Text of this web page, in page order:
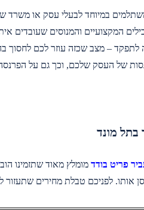
במיוחד לבעלי עסק או
המקצועיים והמנוסים שעובדים
– מצב שכזה עוזר לכם לחסוך
של העסק שלכם, וכך גם על
בתל מונד
פריט בודדמומלץ מאוד שתזמינו
אותו. לפניכם טבלת מחירים שתעזור